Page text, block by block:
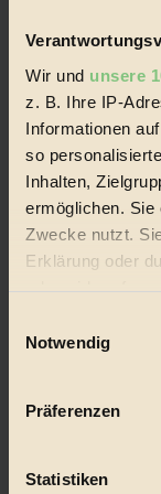
Wir und unsere
z. B. Ihre IP-
Informationen
so
Inhalten,
ermöglichen. Sie
Zwecke nutzt.
Erklärung oder
oder widerrufen
Wenn Sie es
Ihr Gerät
Erfahren Sie
Notwendig
Präferenzen
Statistiken
alternativer Energien.
Social Media
3.415 Follower auf
Folge uns auf
Themen
Bio
Nachhaltigkeit
Lebensmittel